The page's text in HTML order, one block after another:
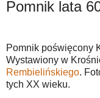
Pomnik lata
Pomnik poświęcony
Wystawiony w
Rembielińskiego.
tych XX wieku.